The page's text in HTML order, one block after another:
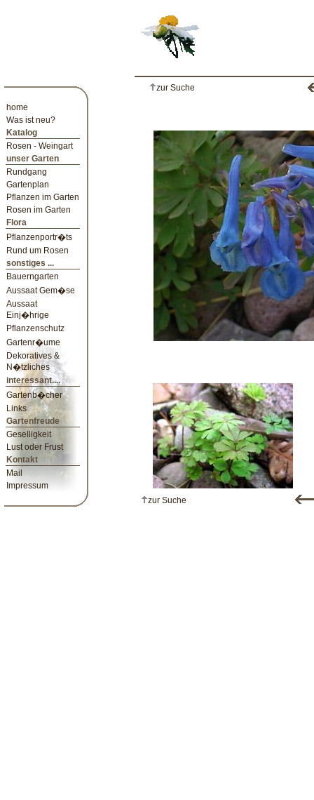
home
Was ist neu?
Katalog
Rosen - Weingart
unser Garten
Rundgang
Gartenplan
Pflanzen im Garten
Rosen im Garten
Flora
Pflanzenportr�ts
Rund um Rosen
sonstiges ...
Bauerngarten
Aussaat Gem�se
Aussaat
Einj�hrige
Pflanzenschutz
Gartenr�ume
Dekoratives &
N�tzliches
interessant....
Gartenb�cher
Links
Gartenfreude
Geselligkeit
Lust oder Frust
Kontakt
Mail
Impressum
zur Suche
zur Suche